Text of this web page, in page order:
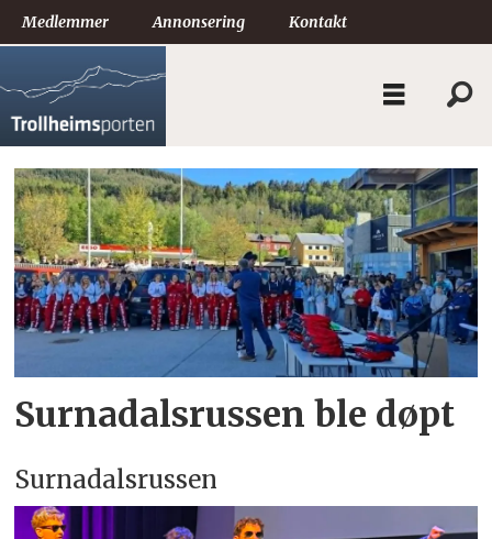
Medlemmer Annonsering Kontakt
Tag:
surnadalsrussen
Surnadalsrussen ble døpt
Surnadalsrussen